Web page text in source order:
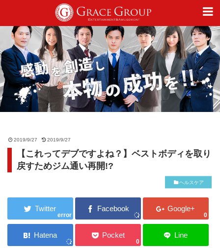
2019/9/27 2019/9/27
【これってデブですよね？】ベストボディを取り
戻すためジム通い再開!?
ヘルスケア
error 0
0
仕事
趣味
ライフスタイル